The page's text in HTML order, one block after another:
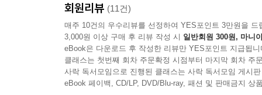
가 반드시 있다는 거죠.
---「02. 마음을 움직이는 일 ‘어느 스웨덴 브랜드의
29CM에 있을 당시 기획했던 ‘브랜드 코멘터리’
국내외 다양한 브랜드의 탄생부터 그들이 만드는
당 브랜드들의 매출이 많이 올랐다고 하더라고요
필요하다. 이것들을 카테고리로 묶어내면 다음과
● 우리만의 핵심경험은 무엇일까?
● 그것을 어떻게 전달할까?
● 어떤 매개체로 전달할까?
회원리뷰 (11건)
매주 10건의 우수리뷰를 선정하여 YES포인트 3만원을 드
3,000원 이상 구매 후 리뷰 작성 시 일반회원 300원, 마니
eBook은 다운로드 후 작성한 리뷰만 YES포인트 지급됩니
클래스는 첫번째 회차 주문확정 시점부터 마지막 회차 주
사락 독서모임으로 진행된 클래스는 사락 독서모임 게시
eBook 페이백, CD/LP, DVD/Blu-ray, 패션 및 판매금지 상